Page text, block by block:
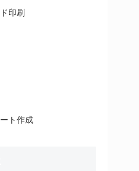
印刷
ト作成